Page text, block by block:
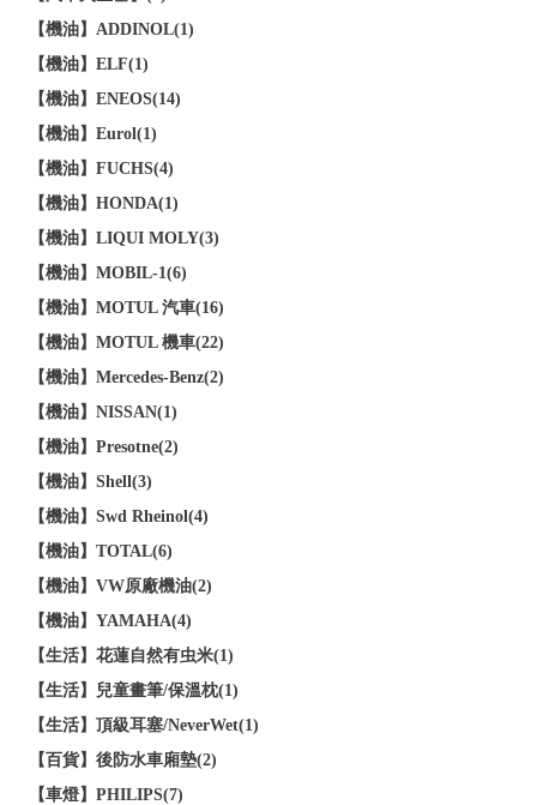
【機油】ADDINOL(1)
【機油】ELF(1)
【機油】ENEOS(14)
【機油】Eurol(1)
【機油】FUCHS(4)
【機油】HONDA(1)
【機油】LIQUI MOLY(3)
【機油】MOBIL-1(6)
【機油】MOTUL 汽車(16)
【機油】MOTUL 機車(22)
【機油】Mercedes-Benz(2)
【機油】NISSAN(1)
【機油】Presotne(2)
【機油】Shell(3)
【機油】Swd Rheinol(4)
【機油】TOTAL(6)
【機油】VW原廠機油(2)
【機油】YAMAHA(4)
【生活】花蓮自然有虫米(1)
【生活】兒童畫筆/保溫枕(1)
【生活】頂級耳塞/NeverWet(1)
【百貨】後防水車廂墊(2)
【車燈】PHILIPS(7)